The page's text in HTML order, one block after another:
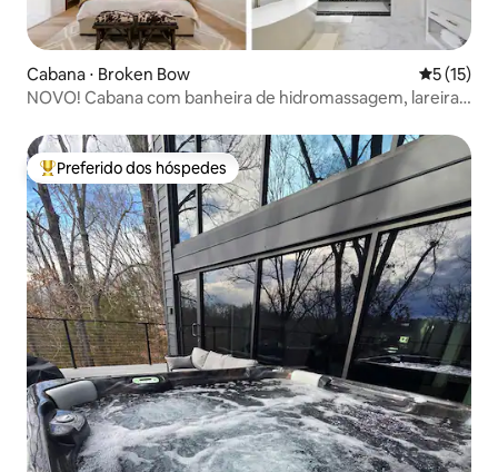
Cabana ⋅ Broken Bow 5 de uma
5 (15)
NOVO! Cabana com banheira de hidromassagem, lareira
Entre os melhores preferidos dos hóspedes
Preferido dos hóspedes